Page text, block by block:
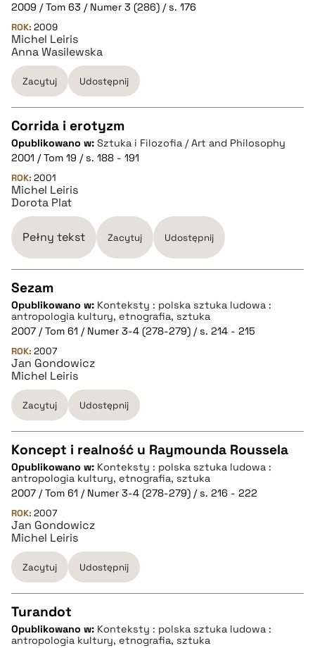
pobierz cytat
BIBTEX
2009 / Tom 63 / Numer 3 (286) / s. 176
ROK: 2009
Michel Leiris
Anna Wasilewska
Zacytuj Udostępnij
CZYSTY TEKST
pobierz cytat
BIBTEX
Corrida i erotyzm
Opublikowano w: Sztuka i Filozofia / Art and Philosophy
2001 / Tom 19 / s. 188 - 191
ROK: 2001
Michel Leiris
Dorota Plat
Pełny tekst Zacytuj Udostępnij
CZYSTY TEKST
pobierz cytat
BIBTEX
Sezam
Opublikowano w: Konteksty : polska sztuka ludowa :
antropologia kultury, etnografia, sztuka
2007 / Tom 61 / Numer 3-4 (278-279) / s. 214 - 215
ROK: 2007
Jan Gondowicz
Michel Leiris
Zacytuj Udostępnij
CZYSTY TEKST
pobierz cytat
BIBTEX
Koncept i realność u Raymounda Roussela
Opublikowano w: Konteksty : polska sztuka ludowa :
antropologia kultury, etnografia, sztuka
2007 / Tom 61 / Numer 3-4 (278-279) / s. 216 - 222
ROK: 2007
Jan Gondowicz
Michel Leiris
Zacytuj Udostępnij
CZYSTY TEKST
Turandot
Opublikowano w: Konteksty : polska sztuka ludowa :
antropologia kultury, etnografia, sztuka